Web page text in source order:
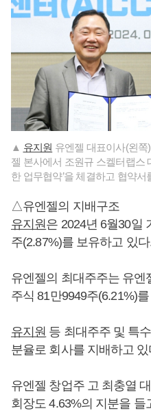
▲ 유지원 유엔젤 대표이사(왼쪽
젤 본사에서 조원규 스켈터랩스
한 업무협약’을 체결하고 협약
△유엔젤의 지배구조
유지원은 2024년 6월30일
주(2.87%)를 보유하고 있
유엔젤의 최대주주는 유
주식 81만9949주(6.21%)
유지원 등 최대주주 및 특
분율로 회사를 지배하고 있
유엔젤 창업주 고 최충열
회장도 4.63%의 지분을 들